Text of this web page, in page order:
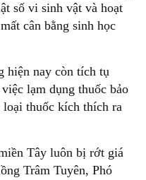
số vi sinh vật và hoạt
cân bằng sinh học
hiện nay còn tích tụ
lạm dụng thuốc bảo
loại thuốc kích thích ra
Tây luôn bị rớt giá
Trâm Tuyên, Phó